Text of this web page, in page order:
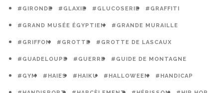
#GIRONDE #GLAXIE #GLUCOSERIE #GRAFFITI
#GRAND MUSÉE ÉGYPTIEN #GRANDE MURAILLE
#GRIFFON #GROTTE #GROTTE DE LASCAUX
#GUADELOUPE #GUERRE #GUIDE DE MONTAGNE
#GYM #HAIES #HAIKU #HALLOWEEN #HANDICAP